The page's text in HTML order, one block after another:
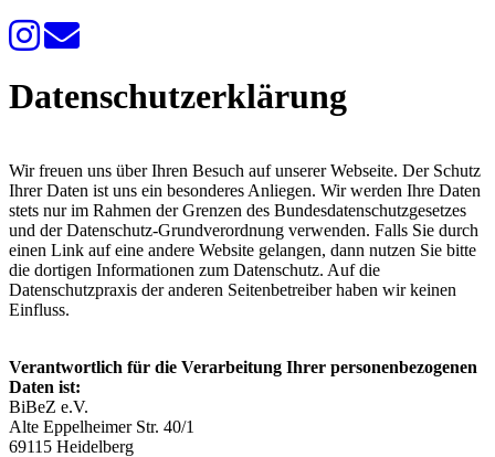
Datenschutzerklärung
Wir freuen uns über Ihren Besuch auf unserer Webseite. Der Schutz
Ihrer Daten ist uns ein besonderes Anliegen. Wir werden Ihre Daten
stets nur im Rahmen der Grenzen des Bundesdatenschutzgesetzes
und der Datenschutz-Grundverordnung verwenden. Falls Sie durch
einen Link auf eine andere Website gelangen, dann nutzen Sie bitte
die dortigen Informationen zum Datenschutz. Auf die
Datenschutzpraxis der anderen Seitenbetreiber haben wir keinen
Einfluss.
Verantwortlich für die Verarbeitung Ihrer personenbezogenen
Daten ist:
BiBeZ e.V.
Alte Eppelheimer Str. 40/1
69115 Heidelberg